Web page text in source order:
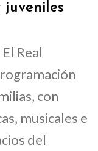
Real
con
musicales e
del